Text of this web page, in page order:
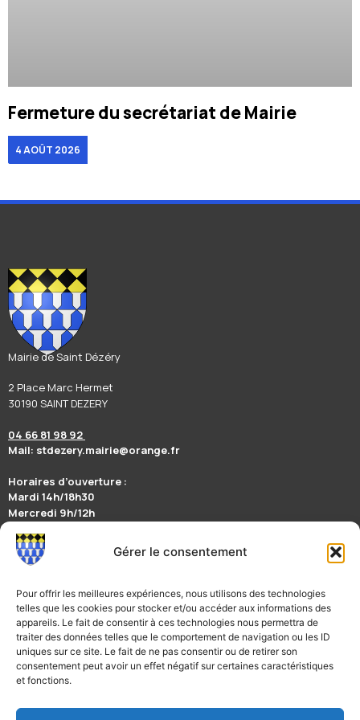
Gérer le consentement
Pour offrir les meilleures expériences, nous utilisons des technologies
telles que les cookies pour stocker et/ou accéder aux informations des
appareils. Le fait de consentir à ces technologies nous permettra de
traiter des données telles que le comportement de navigation ou les ID
uniques sur ce site. Le fait de ne pas consentir ou de retirer son
consentement peut avoir un effet négatif sur certaines caractéristiques
et fonctions.
Fermeture du secrétariat de Mairie
4 AOÛT 2026
Mairie de Saint Dézéry
2 Place Marc Hermet
30190 SAINT DEZERY
04 66 81 98 92
Mail: stdezery.mairie@orange.fr
Horaires d’ouverture :
Mardi 14h/18h30
Mercredi 9h/12h
Vendredi 9h/12h
Restez informés en téléchargeant l’appli mobile illiwap
Nous contacter